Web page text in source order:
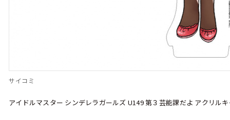
サイコミ
アイドルマスター シンデレラガールズ U149 第３芸能課だよ アクリル